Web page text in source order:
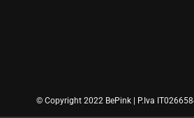
© Copyright 2022 BePink | P.Iva